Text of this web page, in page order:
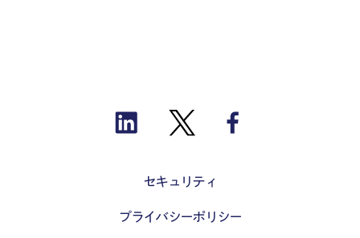
セキュリティ
プライバシーポリシー